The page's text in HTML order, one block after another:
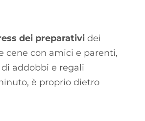
dei preparativi dei
cene con amici e parenti,
addobbi e regali
è proprio dietro